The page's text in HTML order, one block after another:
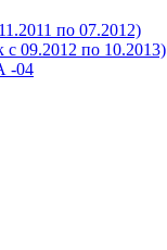
по 07.2012)
по 10.2013)
-04